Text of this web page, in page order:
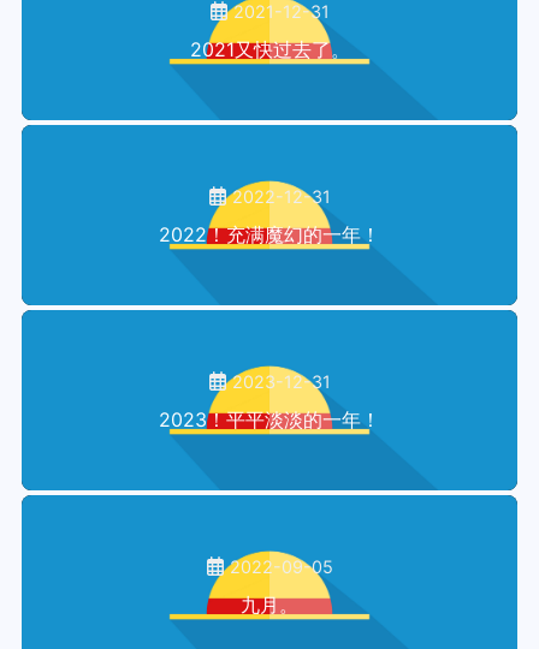
2021-12-31
2021又快过去了。
2022-12-31
2022！充满魔幻的一年！
2023-12-31
2023！平平淡淡的一年！
2022-09-05
九月。